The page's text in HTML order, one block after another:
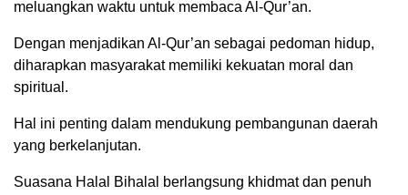
meluangkan waktu untuk membaca Al-Qur’an.
Dengan menjadikan Al-Qur’an sebagai pedoman hidup,
diharapkan masyarakat memiliki kekuatan moral dan
spiritual.
Hal ini penting dalam mendukung pembangunan daerah
yang berkelanjutan.
Suasana Halal Bihalal berlangsung khidmat dan penuh